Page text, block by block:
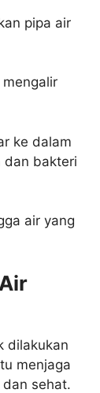
pipa air
ke dalam
dan bakteri
air yang
dilakukan
menjaga
sehat.